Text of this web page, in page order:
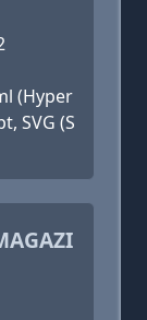
(Hyper
SVG (S